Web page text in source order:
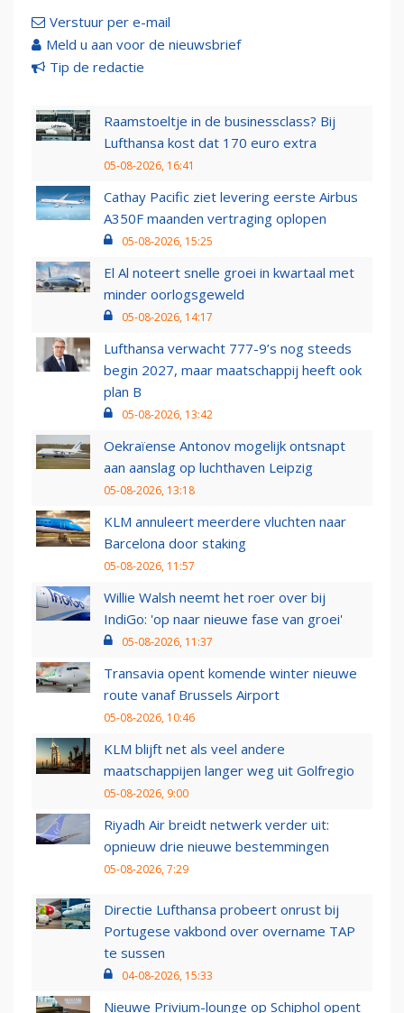
Verstuur per e-mail
Meld u aan voor de nieuwsbrief
Tip de redactie
Raamstoeltje in de businessclass? Bij
Lufthansa kost dat 170 euro extra
05-08-2026, 16:41
Cathay Pacific ziet levering eerste Airbus
A350F maanden vertraging oplopen
05-08-2026, 15:25
El Al noteert snelle groei in kwartaal met
minder oorlogsgeweld
05-08-2026, 14:17
Lufthansa verwacht 777-9’s nog steeds
begin 2027, maar maatschappij heeft ook
plan B
05-08-2026, 13:42
Oekraïense Antonov mogelijk ontsnapt
aan aanslag op luchthaven Leipzig
05-08-2026, 13:18
KLM annuleert meerdere vluchten naar
Barcelona door staking
05-08-2026, 11:57
Willie Walsh neemt het roer over bij
IndiGo: 'op naar nieuwe fase van groei'
05-08-2026, 11:37
Transavia opent komende winter nieuwe
route vanaf Brussels Airport
05-08-2026, 10:46
KLM blijft net als veel andere
maatschappijen langer weg uit Golfregio
05-08-2026, 9:00
Riyadh Air breidt netwerk verder uit:
opnieuw drie nieuwe bestemmingen
05-08-2026, 7:29
Directie Lufthansa probeert onrust bij
Portugese vakbond over overname TAP
te sussen
04-08-2026, 15:33
Nieuwe Privium-lounge op Schiphol opent